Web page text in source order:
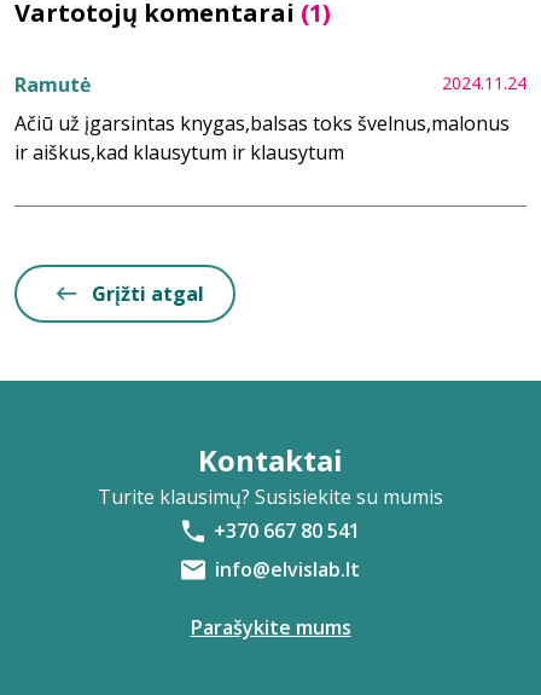
Vartotojų komentarai (1)
2024.11.24
Ramutė
Ačiū už įgarsintas knygas,balsas toks švelnus,malonus
ir aiškus,kad klausytum ir klausytum
Grįžti atgal
Kontaktai
Turite klausimų? Susisiekite su mumis
+370 667 80 541
info@elvislab.lt
Parašykite mums